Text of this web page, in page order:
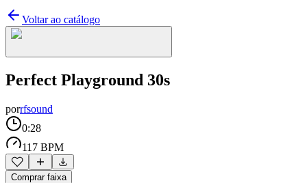
Voltar ao catálogo
Perfect Playground 30s
porrfsound
0:28
117 BPM
Comprar faixa